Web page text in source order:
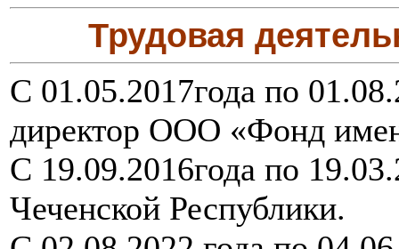
Трудовая
С 01.05.2017года по
директор ООО «Фонд
С 19.09.2016года по
Чеченской Республики.